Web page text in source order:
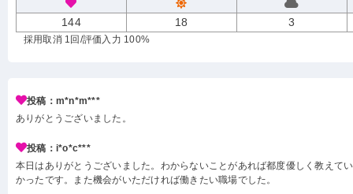
144 18 3
採用取消 1回 /評価入力 100%
投稿：m*n*m***
ありがとうございました。
投稿：i*o*c***
本日はありがとうございました。わからないことがあれば都度優しく教えて
かったです。また機会がいただければ働きたい職場でした。